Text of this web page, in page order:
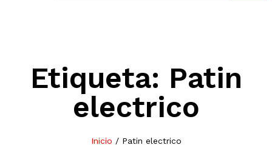
Etiqueta: Patin
electrico
Inicio / Patin electrico